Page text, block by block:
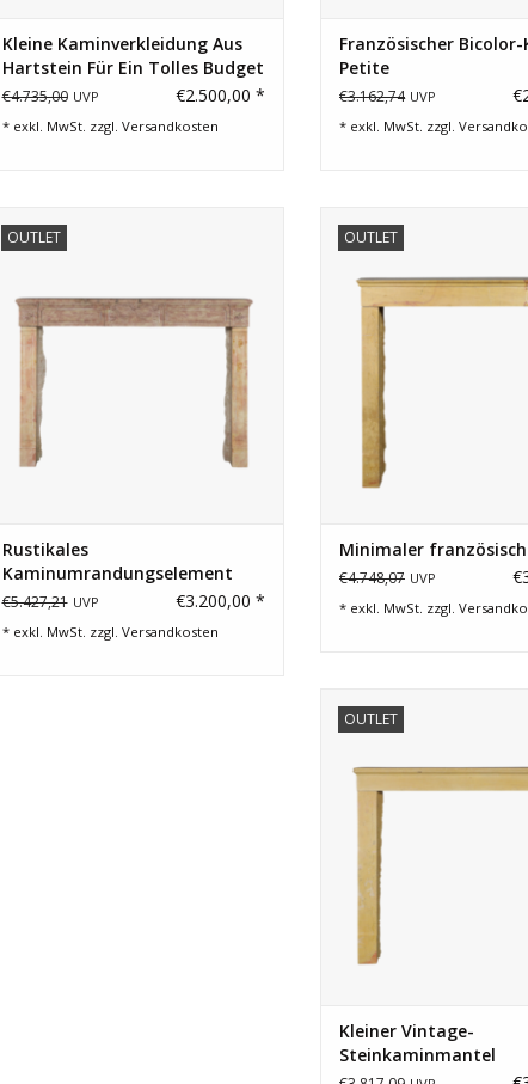
Kleine Kaminverkleidung Aus
Hartstein Für Ein Tolles Budget
€4.735,00 UVP €2.500,00 *
* exkl. MwSt. zzgl. Versandkosten
Französischer
Petite
€3.162,74 UVP
* exkl. MwSt. zzgl.
OUTLETHartgestein im Landhausstil.
Rustikales
Kaminumrandungselement
Aus Stein Aus Dem 18.
€5.427,21 UVP €3.200,00 *
* exkl. MwSt. zzgl. Versandkosten
OUTLET
Feuerraum. Zeitloses
ZUM WARENKORB
Minimaler
€4.748,07 UVP
* exkl. MwSt. zzgl.
OUTLETeinem erschwinglichen
Kleiner Vintage-
Steinkaminmantel